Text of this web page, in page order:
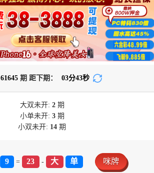
61645期 距下期： 03分43秒
大双未开: 2期
小单未开: 3期
小双未开: 14 期
9 = 23 - 大 单 咪牌